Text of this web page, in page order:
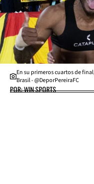
En su primeros cuartos de
Brasil - @DeporPereiraFC
POR: WIN SPORTS